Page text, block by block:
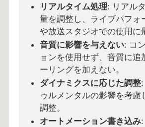
リアルタイム処理: リアル
量を調整し、ライブパフォ
や放送スタジオでの使用に
音質に影響を与えない: コ
ョンを使用せず、音質に追
ーリングを加えない。
ダイナミクスに応じた調整:
ゥルメンタルの影響を考慮
調整。
オートメーション書き込み: